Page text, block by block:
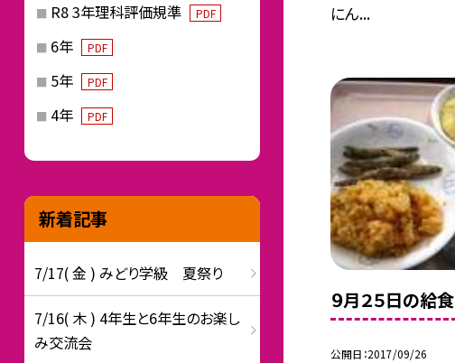
にん...
９月２５日の給食
公開日 2017/09/26
R8 3年理科評価規準 PDF
6年 PDF
5年 PDF
4年 PDF
新着記事
7/17( 金 ) みどり学級 夏祭り
7/16( 木 ) 4年生と6年生のお楽し
み交流会